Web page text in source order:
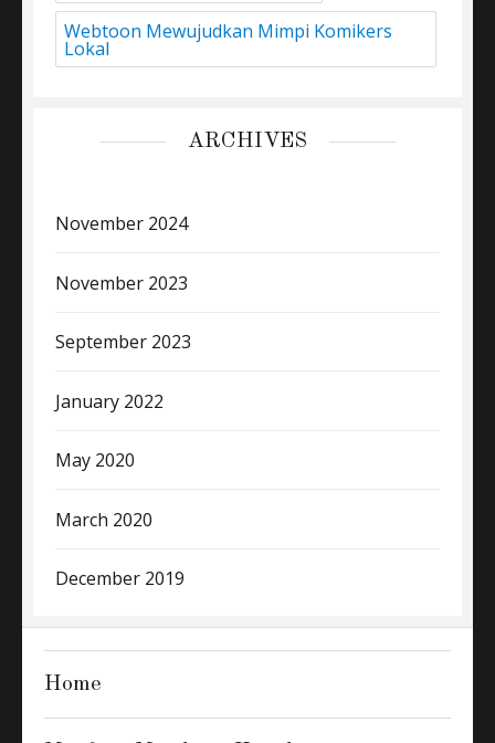
Webtoon Mewujudkan Mimpi Komikers
Lokal
ARCHIVES
November 2024
November 2023
September 2023
January 2022
May 2020
March 2020
December 2019
Home